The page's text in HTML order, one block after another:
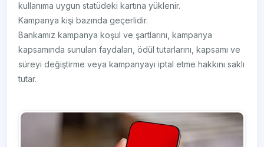
kullanıma uygun statüdeki kartına yüklenir.
Kampanya kişi bazında geçerlidir.
Bankamız kampanya koşul ve şartlarını, kampanya
kapsamında sunulan faydaları, ödül tutarlarını, kapsamı ve
süreyi değiştirme veya kampanyayı iptal etme hakkını saklı
tutar.